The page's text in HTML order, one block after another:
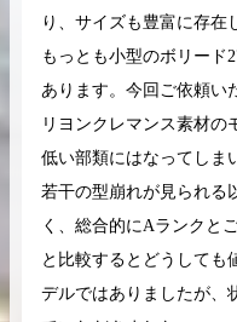
り、サイズも豊富に存在
もっとも小型のボリード
あります。今回ご依頼い
リヨンクレマンス素材の
低い部類にはなってしま
若干の型崩れが見られる
く、総合的にAランクと
と比較するとどうしても
デルではありましたが、